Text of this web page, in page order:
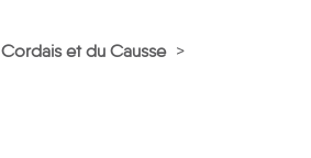
Cordais et du Causse